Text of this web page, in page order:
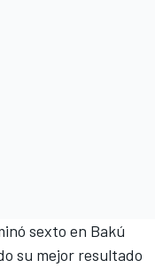
sexto en Bakú
su mejor resultado